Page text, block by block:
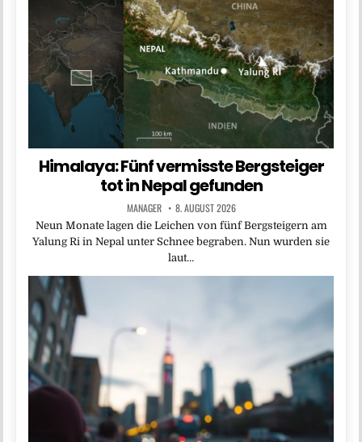
Himalaya: Fünf vermisste Bergsteiger
tot in Nepal gefunden
MANAGER 8. AUGUST 2026
Neun Monate lagen die Leichen von fünf Bergsteigern am
Yalung Ri in Nepal unter Schnee begraben. Nun wurden sie
laut…